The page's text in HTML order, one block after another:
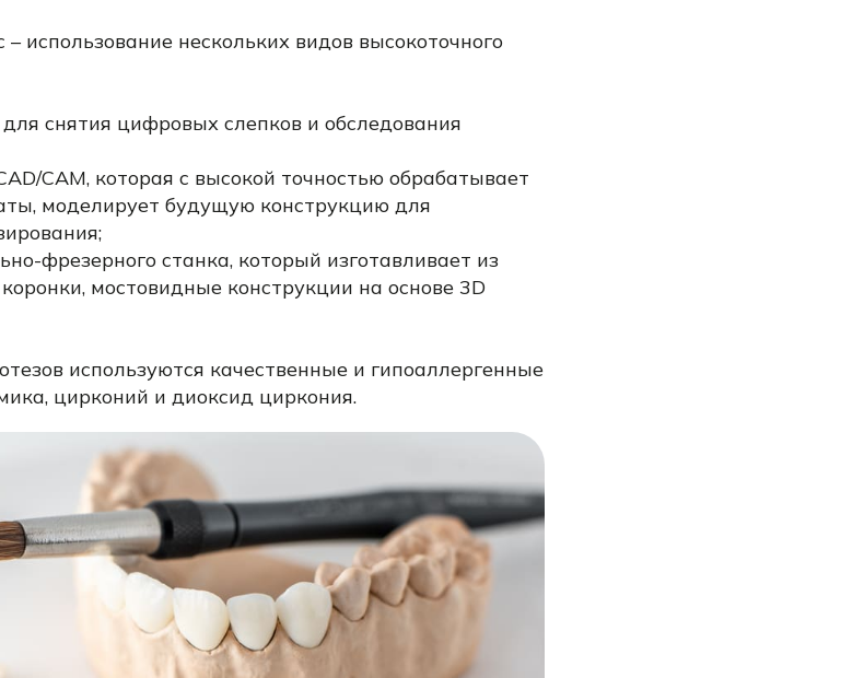
использование нескольких видов высокоточного
снятия цифровых слепков и обследования
CAM, которая с высокой точностью обрабатывает
моделирует будущую конструкцию для
фрезерного станка, который изготавливает из
мостовидные конструкции на основе 3D
используются качественные и гипоаллергенные
цирконий и диоксид циркония.